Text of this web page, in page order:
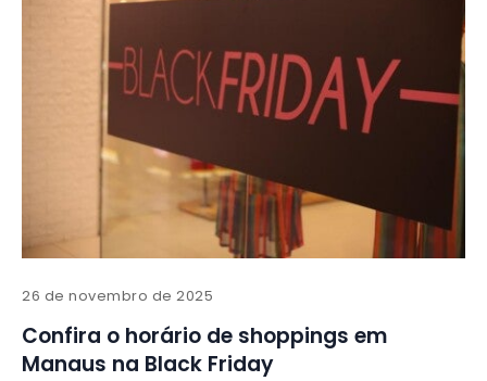
26 de novembro de 2025
Confira o horário de shoppings em
Manaus na Black Friday